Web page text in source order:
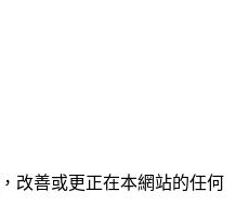
改善或更正在本網站的任何